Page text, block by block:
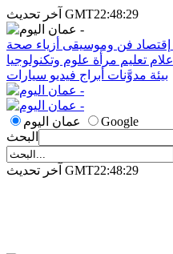
آخر تحديث GMT22:48:29
إقتصاد فن وموسيقى أزياء صحة
إعلام تعليم مرأة علوم وتكنولوجيا
بيئة مدوَّنات أبراج فيديو سيارات
عمان اليوم
Google
البحث
آخر تحديث GMT22:48:29